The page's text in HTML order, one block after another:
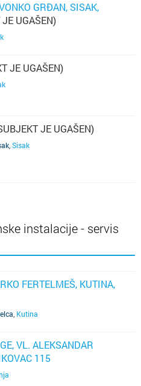
GRĐAN, SISAK,
UGAŠEN)
JE UGAŠEN)
JE UGAŠEN)
Sisak
instalacije - servis
FERTELMEŠ, KUTINA,
Kutina
VL. ALEKSANDAR
115